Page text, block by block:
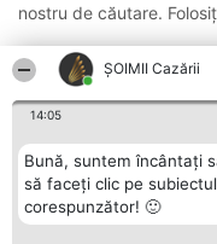
ȘOIMII Cazării
14:05
Bună, suntem încântați
să faceți clic pe
corespunzător! 🙂
nostru de căutare.